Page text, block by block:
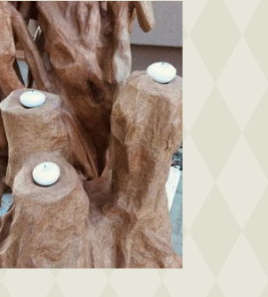
képei.jpg18
bejegyzéshez